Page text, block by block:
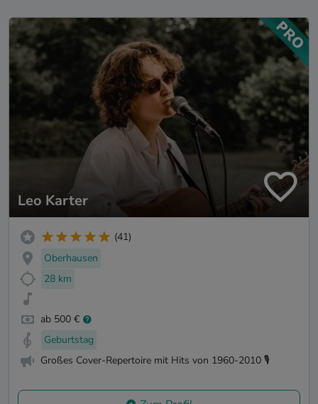
Leo Karter
(41)
Oberhausen
28 km
ab 500 €
Geburtstag
Großes Cover-Repertoire mit Hits von 1960-2010 🎙️